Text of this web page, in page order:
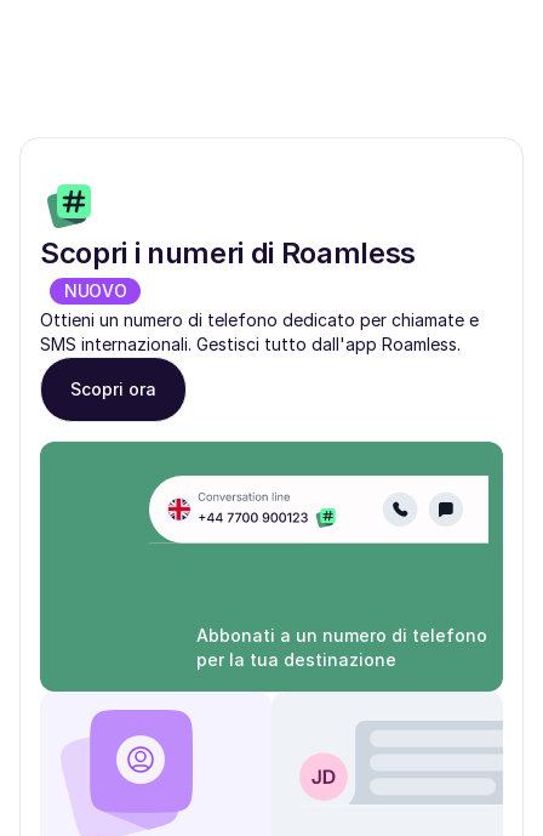
Scopri i numeri di Roamless
NUOVO
Ottieni un numero di telefono dedicato per chiamate e
SMS internazionali. Gestisci tutto dall'app Roamless.
Scopri ora
Abbonati a un numero di telefono
per la tua destinazione